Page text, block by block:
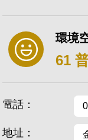
環境
61
電話：
地址：